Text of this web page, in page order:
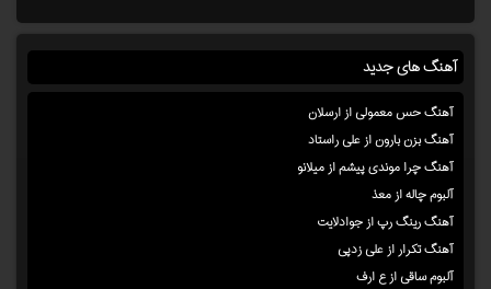
آهنگ های جدید
آهنگ حس معمولی از ارسلان
آهنگ بزن بارون از علی راستاد
آهنگ چرا موندی پیشم از میلانو
آلبوم چاله از معذ
آهنگ رینگ رپ از جوادلایت
آهنگ تکرار از علی زدپی
آلبوم ساقی از ع ارف